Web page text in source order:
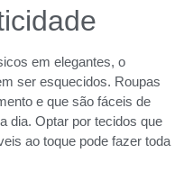
em elegantes, o
ser esquecidos. Roupas
e que são fáceis de
dia. Optar por tecidos que
ao toque pode fazer toda